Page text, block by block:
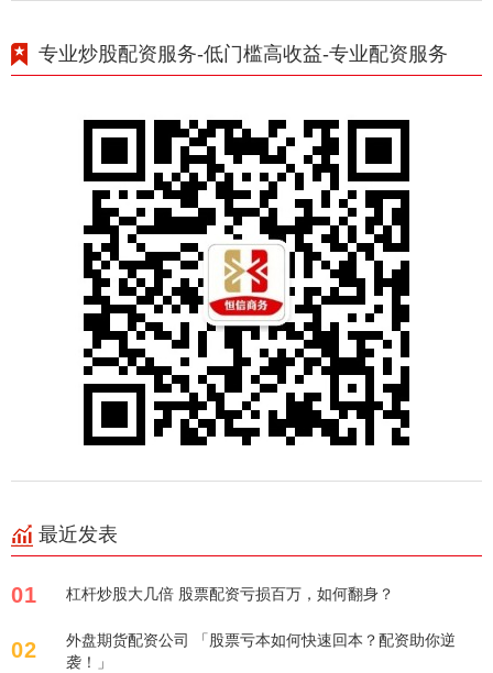
专业炒股配资服务-低门槛高收益-专业配资服务
最近发表
01 杠杆炒股大几倍 股票配资亏损百万，如何翻身？
02
外盘期货配资公司 「股票亏本如何快速回本？配资助你逆
袭！」